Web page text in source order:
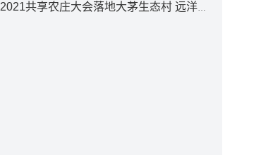
2021共享农庄大会落地大茅生态村 远洋集团打造“乡村振兴”样板